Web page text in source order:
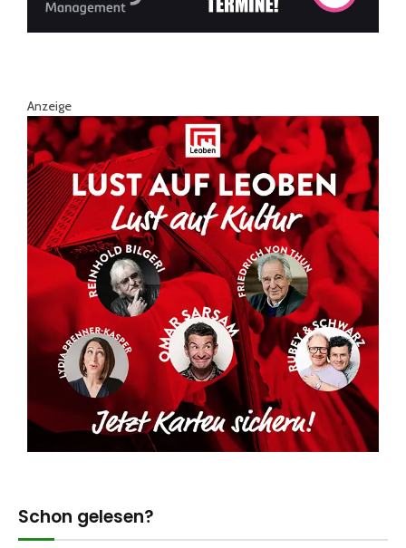
Anzeige
Schon gelesen?